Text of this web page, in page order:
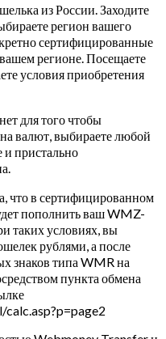
из России. Заходите
регион вашего
сертифицированные
регионе. Посещаете
условия приобретения
для того чтобы
валют, выбираете любой
пристально
что в сертифицированном
пополнить ваш WMZ-
таких условиях, вы
рублями, а после
знаков типа WMR на
пункта обмена